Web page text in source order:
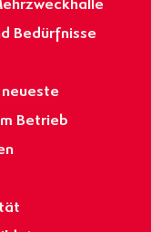
Bedürfnisse
Betrieb